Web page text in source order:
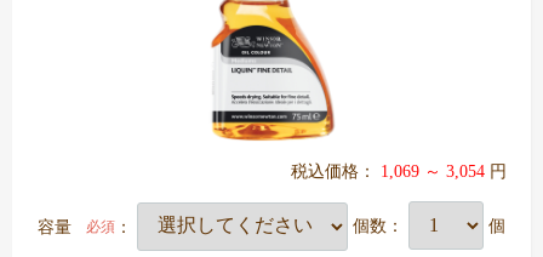
税込価格： 1,069 ～ 3,054 円
容量 必須 ： 個数： 個